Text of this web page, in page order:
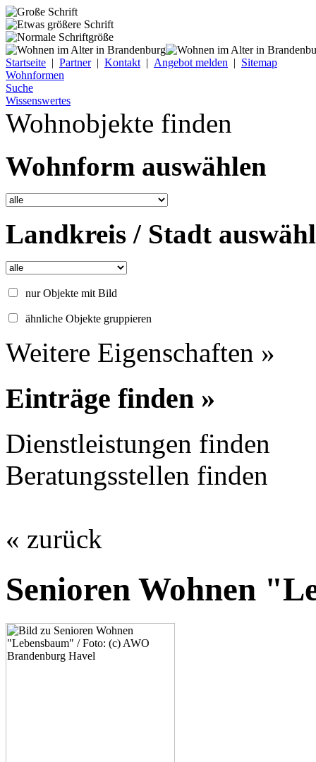
Startseite | Partner| Kontakt | Angebot melden | Sitemap
Wohnformen
Suche
Wissenswertes
Wohnobjekte finden
Wohnform auswählen
Landkreis / Stadt
nur Objekte mit Bild
ähnliche Objekte gruppieren
Weitere Eigenschaften »
Einträge finden »
Dienstleistungen finden
Beratungsstellen finden
« zurück
Senioren Wohnen